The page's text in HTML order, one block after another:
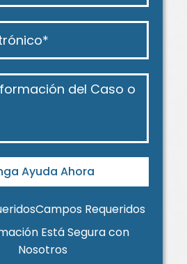
Ayuda Ahora
Requeridos
Está Segura con
Nosotros